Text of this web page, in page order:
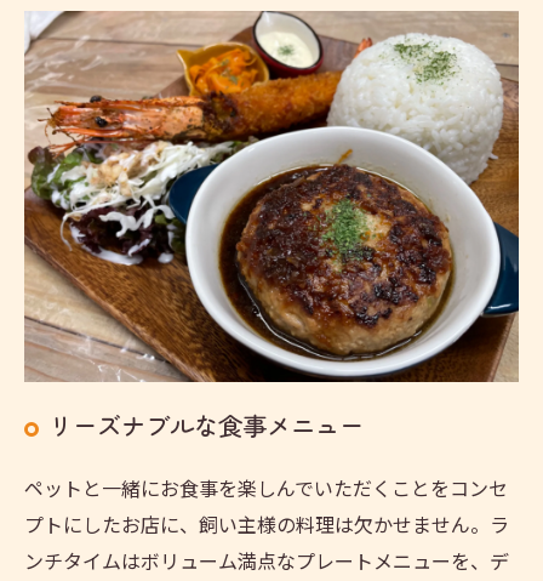
リーズナブルな食事メニュー
ペットと一緒にお食事を楽しんでいただくことをコンセ
プトにしたお店に、飼い主様の料理は欠かせません。ラ
ンチタイムはボリューム満点なプレートメニューを、デ